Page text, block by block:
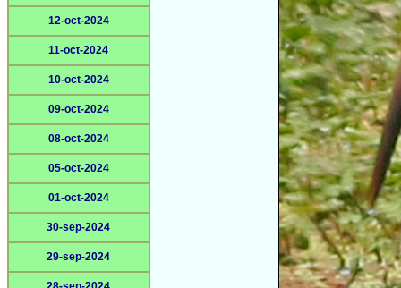
12-oct-2024
11-oct-2024
10-oct-2024
09-oct-2024
08-oct-2024
05-oct-2024
01-oct-2024
30-sep-2024
29-sep-2024